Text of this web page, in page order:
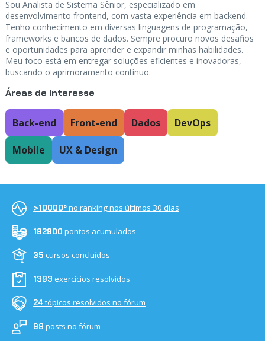
Sou Analista de Sistema Sênior, especializado em
desenvolvimento frontend, com vasta experiência em backend.
Tenho conhecimento em diversas linguagens de programação,
frameworks e bancos de dados. Sempre procuro novos desafios
e oportunidades para aprender e expandir minhas habilidades.
Meu foco está em entregar soluções eficientes e inovadoras,
buscando o aprimoramento contínuo.
Áreas de interesse
Back-end Front-end Dados DevOps
Mobile UX & Design
>10000ºno ranking nos últimos 30 dias
192900 pontos acumulados
35 cursos concluídos
1393 exercícios resolvidos
24tópicos resolvidos no fórum
98 posts no fórum